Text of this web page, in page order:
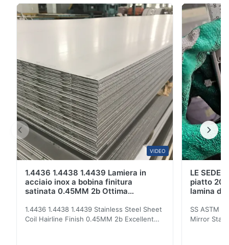
Specificativi del prodotto Nome del prodotto
Striscia/corola in acciaio inossidabile Distanze Come
richiesto Larghezza 3 mm-2000 mm o come ...
VIDEO
1.4436 1.4438 1.4439 Lamiera in
acciaio inox a bobina finitura
satinata 0.45MM 2b Ottima
1.4436 1.4438 1.4439 Stainless Steel Sheet
Coil Hairline Finish 0.45MM 2b Excellent
LE
piatto
lamina di
SS ASTM
Mirror